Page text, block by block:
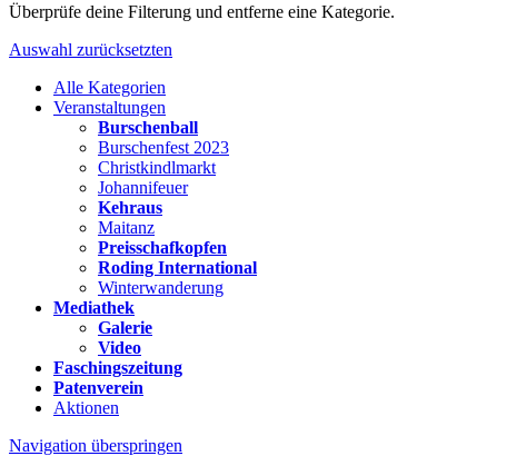
Überprüfe deine Filterung und entferne eine Kategorie.
Auswahl zurücksetzten
Alle Kategorien
Veranstaltungen
Burschenball
Burschenfest 2023
Christkindlmarkt
Johannifeuer
Kehraus
Maitanz
Preisschafkopfen
Roding International
Winterwanderung
Mediathek
Galerie
Video
Faschingszeitung
Patenverein
Aktionen
Navigation überspringen